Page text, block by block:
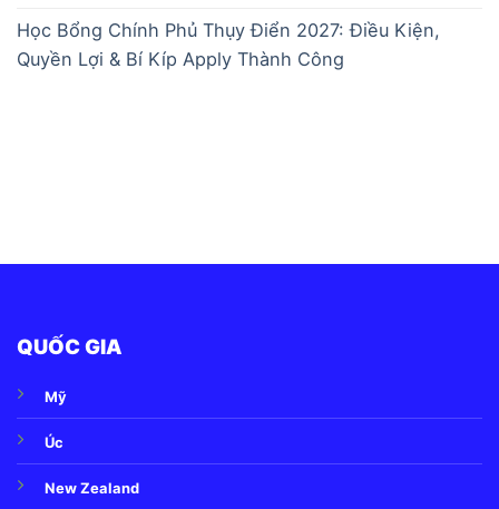
Học Bổng Chính Phủ Thụy Điển 2027: Điều Kiện,
Quyền Lợi & Bí Kíp Apply Thành Công
QUỐC GIA
Mỹ
Úc
New Zealand